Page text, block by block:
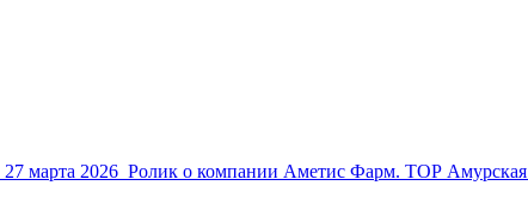
27 марта 2026 Ролик о компании Аметис Фарм. ТОР Амурская